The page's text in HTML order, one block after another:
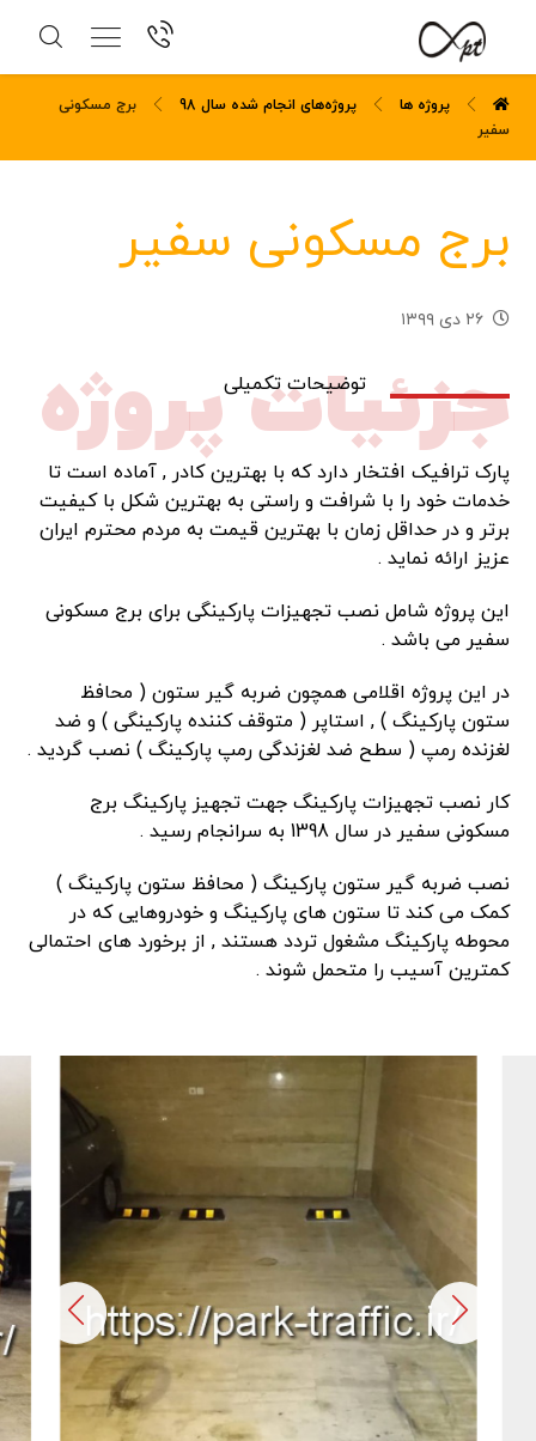
پروژه ها پروژه‌های انجام شده سال 98
برج مسکونی
سفیر
برج مسکونی سفیر
۲۶ دی ۱۳۹۹
جزئیات پروژه
توضیحات تکمیلی
پارک ترافیک افتخار دارد که با بهترین کادر , آماده است تا
خدمات خود را با شرافت و راستی به بهترین شکل با کیفیت
برتر و در حداقل زمان با بهترین قیمت به مردم محترم ایران
عزیز ارائه نماید .
این پروژه شامل نصب تجهیزات پارکینگی برای برج مسکونی
سفیر می باشد .
در این پروژه اقلامی همچون ضربه گیر ستون ( محافظ
ستون پارکینگ ) , استاپر ( متوقف کننده پارکینگی ) و ضد
لغزنده رمپ ( سطح ضد لغزندگی رمپ پارکینگ ) نصب گردید .
کار نصب تجهیزات پارکینگ جهت تجهیز پارکینگ برج
مسکونی سفیر در سال 1398 به سرانجام رسید .
نصب ضربه گیر ستون پارکینگ ( محافظ ستون پارکینگ )
کمک می کند تا ستون های پارکینگ و خودروهایی که در
محوطه پارکینگ مشغول تردد هستند , از برخورد های احتمالی
کمترین آسیب را متحمل شوند .